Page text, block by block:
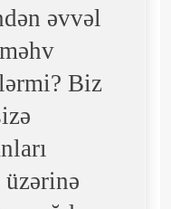
əvvəl
Biz